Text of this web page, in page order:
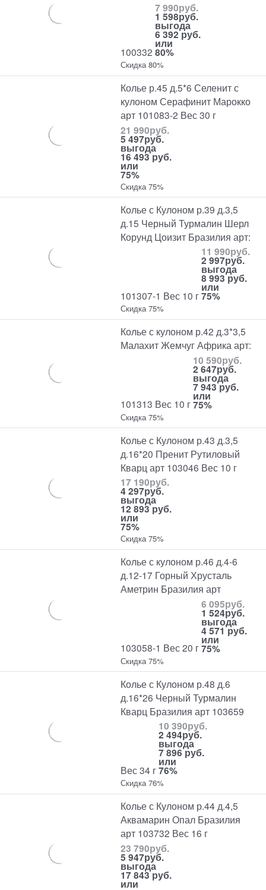
100332
7 990руб.
1 598руб.
выгода
6 392 руб.
или
80%
Скидка 80%
Колье р.45 д.5*6 Селенит с
кулоном Серафинит Марокко
арт 101083-2 Вес 30 г
21 990руб.
5 497руб.
выгода
16 493 руб.
или
75%
Скидка 75%
Колье с Кулоном р.39 д.3,5
д.15 Черный Турмалин Шерл
Корунд Цоизит Бразилия арт:
101307-1 Вес 10 г
11 990руб.
2 997руб.
выгода
8 993 руб.
или
75%
Скидка 75%
Колье с кулоном р.42 д.3*3,5
Малахит Жемчуг Африка арт:
101313 Вес 10 г
10 590руб.
2 647руб.
выгода
7 943 руб.
или
75%
Скидка 75%
Колье с Кулоном р.43 д.3,5
д.16*20 Пренит Рутиловый
Кварц арт 103046 Вес 10 г
17 190руб.
4 297руб.
выгода
12 893 руб.
или
75%
Скидка 75%
Колье с кулоном р.46 д.4-6
д.12-17 Горный Хрусталь
Аметрин Бразилия арт
103058-1 Вес 20 г
6 095руб.
1 524руб.
выгода
4 571 руб.
или
75%
Скидка 75%
Колье с Кулоном р.48 д.6
д.16*26 Черный Турмалин
Кварц Бразилия арт 103659
Вес 34 г
10 390руб.
2 494руб.
выгода
7 896 руб.
или
76%
Скидка 76%
Колье с Кулоном р.44 д.4,5
Аквамарин Опал Бразилия
арт 103732 Вес 16 г
23 790руб.
5 947руб.
выгода
17 843 руб.
или